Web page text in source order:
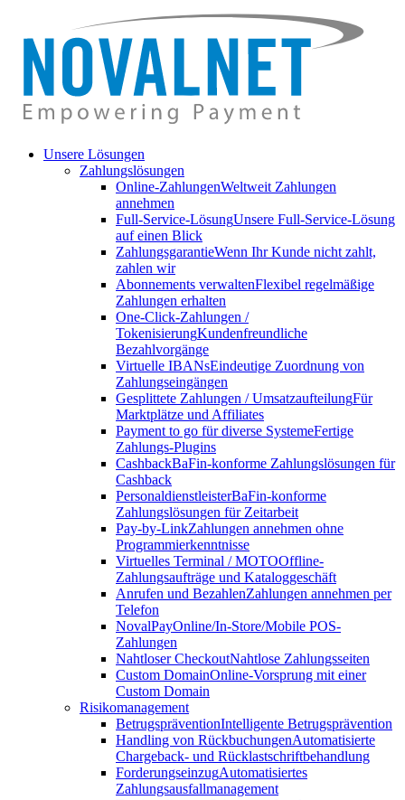
Unsere Lösungen
Zahlungslösungen
Online-ZahlungenWeltweit Zahlungen
annehmen
Full-Service-LösungUnsere Full-Service-Lösung
auf einen Blick
ZahlungsgarantieWenn Ihr Kunde nicht zahlt,
zahlen wir
Abonnements verwaltenFlexibel regelmäßige
Zahlungen erhalten
One-Click-Zahlungen /
TokenisierungKundenfreundliche
Bezahlvorgänge
Virtuelle IBANsEindeutige Zuordnung von
Zahlungseingängen
Gesplittete Zahlungen / UmsatzaufteilungFür
Marktplätze und Affiliates
Payment to go für diverse SystemeFertige
Zahlungs-Plugins
CashbackBaFin-konforme Zahlungslösungen für
Cashback
PersonaldienstleisterBaFin-konforme
Zahlungslösungen für Zeitarbeit
Pay-by-LinkZahlungen annehmen ohne
Programmierkenntnisse
Virtuelles Terminal / MOTOOffline-
Zahlungsaufträge und Kataloggeschäft
Anrufen und BezahlenZahlungen annehmen per
Telefon
NovalPayOnline/In-Store/Mobile POS-
Zahlungen
Nahtloser CheckoutNahtlose Zahlungsseiten
Custom DomainOnline-Vorsprung mit einer
Custom Domain
Risikomanagement
BetrugspräventionIntelligente Betrugsprävention
Handling von RückbuchungenAutomatisierte
Chargeback- und Rücklastschriftbehandlung
ForderungseinzugAutomatisiertes
Zahlungsausfallmanagement